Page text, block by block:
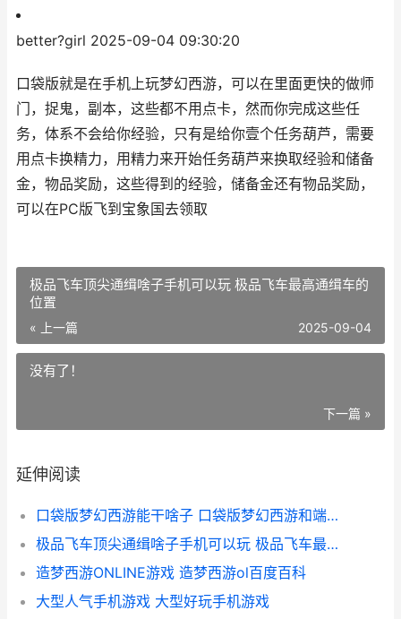
better?girl 2025-09-04 09:30:20
口袋版就是在手机上玩梦幻西游，可以在里面更快的做师
门，捉鬼，副本，这些都不用点卡，然而你完成这些任
务，体系不会给你经验，只有是给你壹个任务葫芦，需要
用点卡换精力，用精力来开始任务葫芦来换取经验和储备
金，物品奖励，这些得到的经验，储备金还有物品奖励，
可以在PC版飞到宝象国去领取
极品飞车顶尖通缉啥子手机可以玩 极品飞车最高通缉车的
位置
« 上一篇 2025-09-04
没有了！
下一篇 »
延伸阅读
口袋版梦幻西游能干啥子 口袋版梦幻西游和端游互通吗
极品飞车顶尖通缉啥子手机可以玩 极品飞车最高通缉车的位置
造梦西游ONLINE游戏 造梦西游ol百度百科
大型人气手机游戏 大型好玩手机游戏